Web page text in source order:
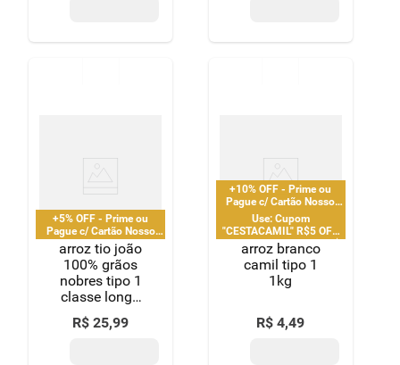
+5% OFF - Prime ou
Pague c/ Cartão Nosso
Pay
arroz tio joão
100% grãos
nobres tipo 1
classe longo
fino 5kg
R$ 25,99
+10% OFF - Prime ou
Pague c/ Cartão Nosso
Pay
Use: Cupom
"CESTACAMIL" R$5 OFF
em compras acima de R$
25 | limitado a 2 pedido
por CPF
arroz branco
camil tipo 1
1kg
R$ 4,49